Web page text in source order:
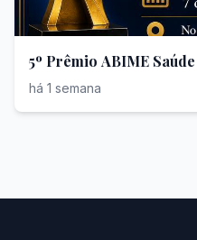
5º Prêmio ABIME
há 1 semana